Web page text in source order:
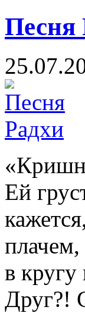
Песня
Ей
в
Друг?!